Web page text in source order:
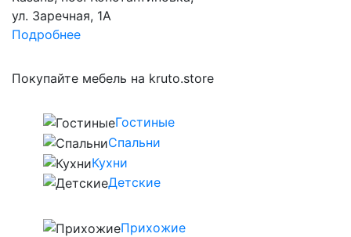
ул. Заречная, 1А
Подробнее
Покупайте мебель на kruto.store
Гостиные
Спальни
Кухни
Детские
Прихожие